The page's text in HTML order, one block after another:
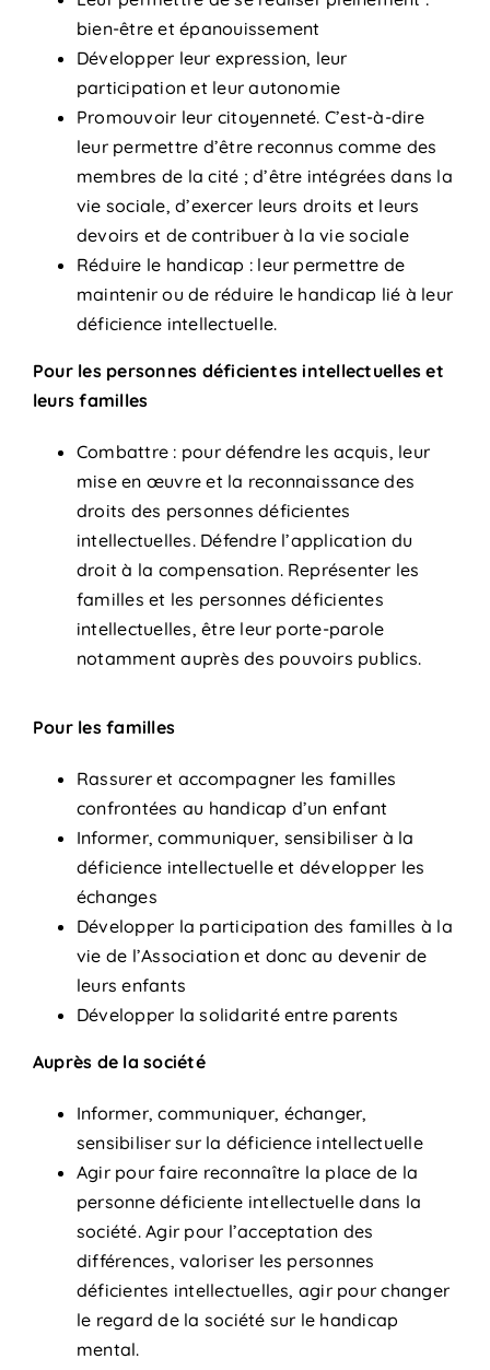
bien-être et épanouissement
Développer leur expression, leur
participation et leur autonomie
Promouvoir leur citoyenneté. C’est-à-dire
leur permettre d’être reconnus comme des
membres de la cité ; d’être intégrées dans la
vie sociale, d’exercer leurs droits et leurs
devoirs et de contribuer à la vie sociale
Réduire le handicap : leur permettre de
maintenir ou de réduire le handicap lié à leur
déficience intellectuelle.
Pour les personnes déficientes intellectuelles et
leurs familles
Combattre : pour défendre les acquis, leur
mise en œuvre et la reconnaissance des
droits des personnes déficientes
intellectuelles. Défendre l’application du
droit à la compensation. Représenter les
familles et les personnes déficientes
intellectuelles, être leur porte-parole
notamment auprès des pouvoirs publics.
Pour les familles
Rassurer et accompagner les familles
confrontées au handicap d’un enfant
Informer, communiquer, sensibiliser à la
déficience intellectuelle et développer les
échanges
Développer la participation des familles à la
vie de l’Association et donc au devenir de
leurs enfants
Développer la solidarité entre parents
Auprès de la société
Informer, communiquer, échanger,
sensibiliser sur la déficience intellectuelle
Agir pour faire reconnaître la place de la
personne déficiente intellectuelle dans la
société. Agir pour l’acceptation des
différences, valoriser les personnes
déficientes intellectuelles, agir pour changer
le regard de la société sur le handicap
mental.